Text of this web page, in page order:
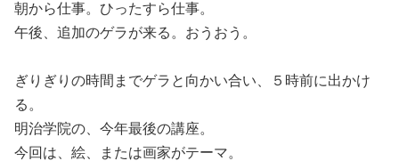
朝から仕事。ひったすら仕事。
午後、追加のゲラが来る。おうおう。
ぎりぎりの時間までゲラと向かい合い、５時前に出かけ
る。
明治学院の、今年最後の講座。
今回は、絵、または画家がテーマ。